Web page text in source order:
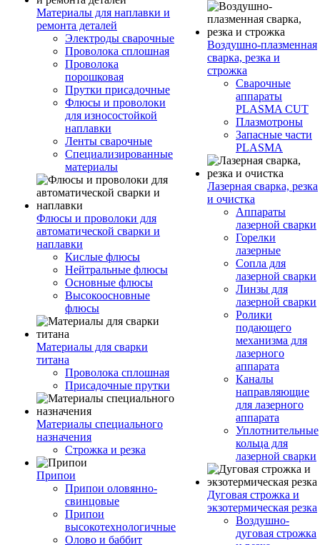
Материалы для наплавки и
ремонта деталей
Электроды сварочные
Проволока сплошная
Проволока
порошковая
Прутки присадочные
Флюсы и проволоки
для износостойкой
наплавки
Ленты сварочные
Специализированные
материалы
Флюсы и проволоки для
автоматической сварки и
наплавки
Кислые флюсы
Нейтральные флюсы
Основные флюсы
Высокоосновные
флюсы
Материалы для сварки
титана
Проволока сплошная
Присадочные прутки
Материалы специального
назначения
Строжка и резка
Припои
Припои оловянно-
свинцовые
Припои
высокотехнологичные
Олово и баббит
Воздушно-плазменная
сварка, резка и
строжка
Сварочные
аппараты
PLASMA CUT
Плазмотроны
Запасные части
PLASMA
Лазерная сварка, резка
и очистка
Аппараты
лазерной сварки
Горелки
лазерные
Сопла для
лазерной сварки
Линзы для
лазерной сварки
Ролики
подающего
механизма для
лазерного
аппарата
Каналы
направляющие
для лазерного
аппарата
Уплотнительные
кольца для
лазерной сварки
Дуговая строжка и
экзотермическая резка
Воздушно-
дуговая строжка